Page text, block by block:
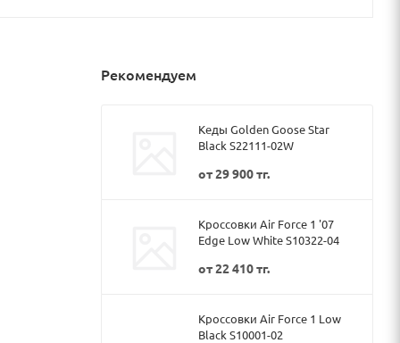
Рекомендуем
Кеды Golden Goose Star
Black S22111-02W
от29 900 тг.
Кроссовки Air Force 1 '07
Edge Low White S10322-04
от22 410 тг.
Кроссовки Air Force 1 Low
Black S10001-02